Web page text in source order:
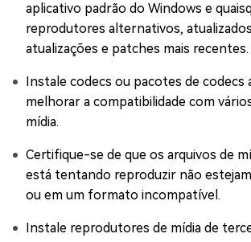
aplicativo padrão do Windows e
reprodutores alternativos,
atualizações e patches mais recentes.
Instale codecs ou pacotes de codecs
melhorar a compatibilidade com
mídia.
Certifique-se de que os arquivos de
está tentando reproduzir não
ou em um formato incompatível.
Instale reprodutores de mídia de